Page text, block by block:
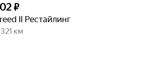
₽
II Рестайлинг
км